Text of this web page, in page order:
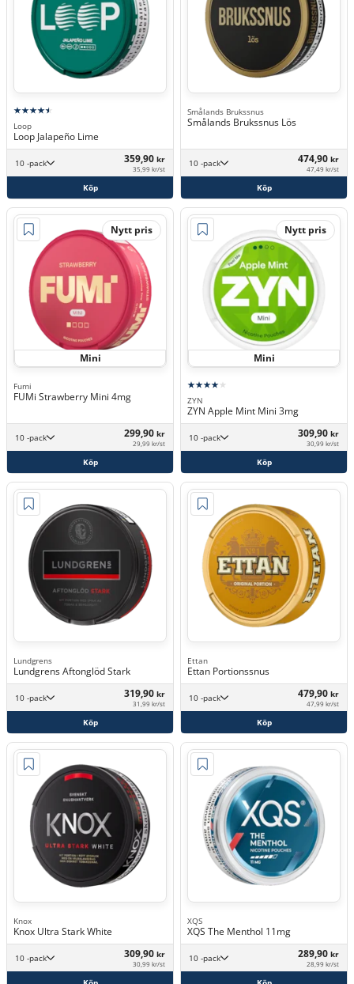
Loop
Loop Jalapeño Lime
10 -pack 359,90 kr
35,99 kr/st
Köp
Smålands Brukssnus
Smålands Brukssnus Lös
10 -pack 474,90 kr
47,49 kr/st
Köp
Nytt pris
Mini
Fumi
FUMi Strawberry Mini 4mg
10 -pack 299,90 kr
29,99 kr/st
Köp
Nytt pris
Mini
ZYN
ZYN Apple Mint Mini 3mg
10 -pack 309,90 kr
30,99 kr/st
Köp
Lundgrens
Lundgrens Aftonglöd Stark
10 -pack 319,90 kr
31,99 kr/st
Köp
Ettan
Ettan Portionssnus
10 -pack 479,90 kr
47,99 kr/st
Köp
Knox
Knox Ultra Stark White
10 -pack 309,90 kr
30,99 kr/st
XQS
XQS The Menthol 11mg
10 -pack 289,90 kr
28,99 kr/st